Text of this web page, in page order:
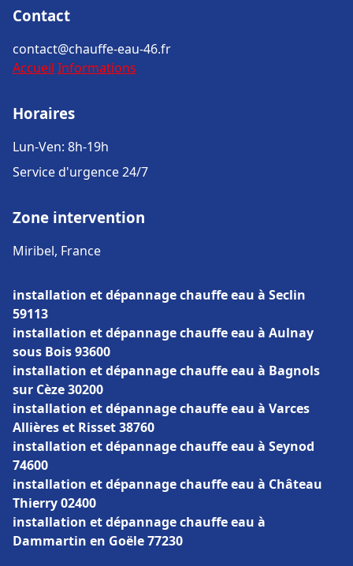
Contact
contact@chauffe-eau-46.fr
Accueil Informations
Horaires
Lun-Ven: 8h-19h
Service d'urgence 24/7
Zone intervention
Miribel, France
installation et dépannage chauffe eau à Seclin
59113
installation et dépannage chauffe eau à Aulnay
sous Bois 93600
installation et dépannage chauffe eau à Bagnols
sur Cèze 30200
installation et dépannage chauffe eau à Varces
Allières et Risset 38760
installation et dépannage chauffe eau à Seynod
74600
installation et dépannage chauffe eau à Château
Thierry 02400
installation et dépannage chauffe eau à
Dammartin en Goële 77230